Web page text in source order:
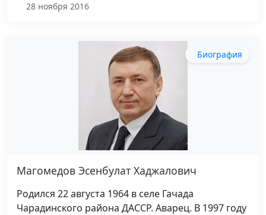
28 ноября 2016
Биография
Магомедов Эсенбулат Хаджалович
Родился 22 августа 1964 в селе Гачада
Чарадинского района ДАССР. Аварец. В 1997 году